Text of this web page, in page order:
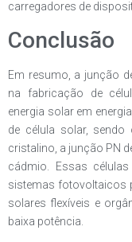
carregadores de
Conclusão
Em resumo, a junção
na fabricação de
energia solar em
de célula solar,
cristalino, a junção PN
cádmio. Essas
sistemas fotovoltaicos
solares flexíveis e
baixa potência.